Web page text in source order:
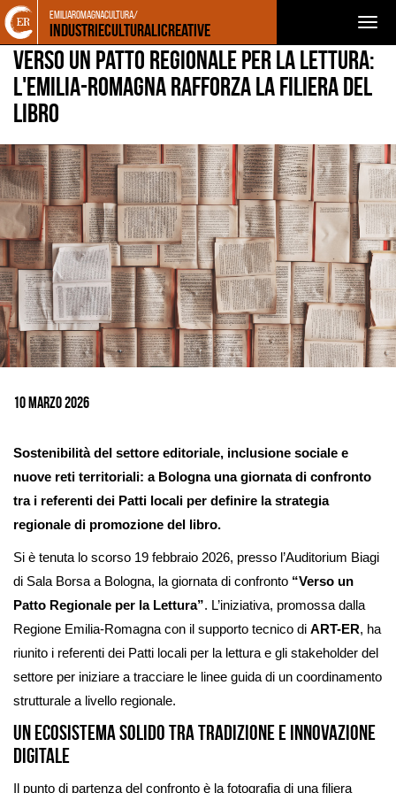
Torna
alla
home
page
Cerca
nel
sito
Salta
ai
contenuti
Salta
al
menu
principale
emiliaromagnacultura/
Industrieculturalicreative
NEWS NOTIZIE
Verso un Patto Regionale per la Lettura:
l'Emilia-Romagna rafforza la filiera del
libro
10 Marzo 2026
Sostenibilità del settore editoriale, inclusione sociale e
nuove reti territoriali: a Bologna una giornata di confronto
tra i referenti dei Patti locali per definire la strategia
regionale di promozione del libro.
Si è tenuta lo scorso 19 febbraio 2026, presso l’Auditorium Biagi
di Sala Borsa a Bologna, la giornata di confronto “Verso un
Patto Regionale per la Lettura”. L’iniziativa, promossa dalla
Regione Emilia-Romagna con il supporto tecnico di ART-ER, ha
riunito i referenti dei Patti locali per la lettura e gli stakeholder del
settore per iniziare a tracciare le linee guida di un coordinamento
strutturale a livello regionale.
Un ecosistema solido tra tradizione e innovazione
digitale
Il punto di partenza del confronto è la fotografia di una filiera